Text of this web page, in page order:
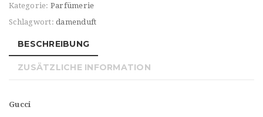
GORGEOUS
MAGNOLIA
PARFUM
Kategorie: Parfümerie
Schlagwort: damenduft
BESCHREIBUNG
ZUSÄTZLICHE INFORMATION
Gucci